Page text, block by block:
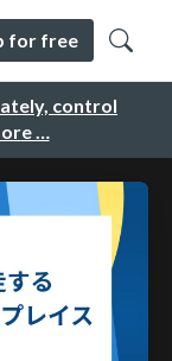
control
…
for free